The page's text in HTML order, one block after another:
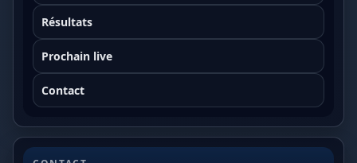
Résultats
Prochain live
Contact